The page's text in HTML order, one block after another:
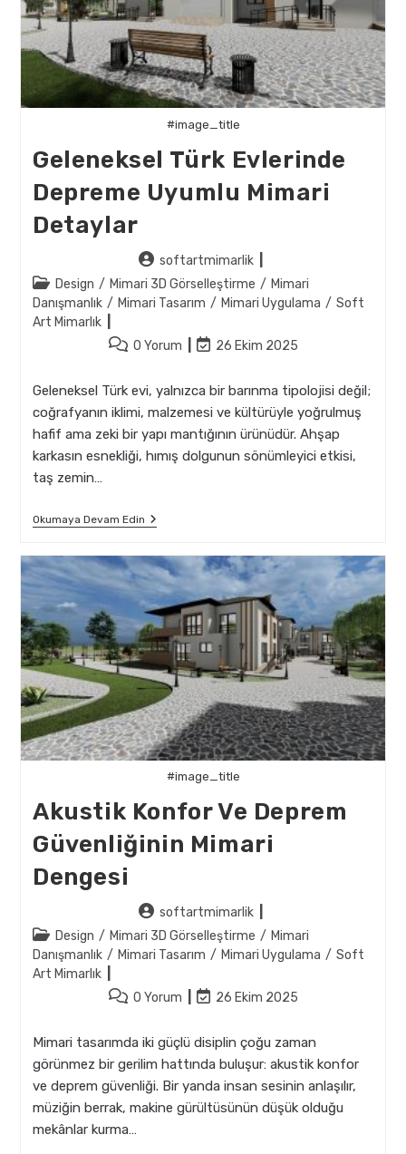
#image_title
Geleneksel Türk Evlerinde
Depreme Uyumlu Mimari
Detaylar
Post
author:
softartmimarlik
Post
category:
Design / Mimari 3D Görselleştirme / Mimari
Danışmanlık / Mimari Tasarım / Mimari Uygulama / Soft
Art Mimarlık
Post0 Yorum
Post
modified:
26 Ekim 2025
Geleneksel Türk evi, yalnızca bir barınma tipolojisi değil;
coğrafyanın iklimi, malzemesi ve kültürüyle yoğrulmuş
hafif ama zeki bir yapı mantığının ürünüdür. Ahşap
karkasın esnekliği, hımış dolgunun sönümleyici etkisi,
taş zemin…
Okumaya Devam EdinGeleneksel
Depreme
Uyumlu
Mimari
Detaylar
#image_title
Akustik Konfor Ve Deprem
Güvenliğinin Mimari
Dengesi
Post
author:
softartmimarlik
Post
category:
Design / Mimari 3D Görselleştirme / Mimari
Danışmanlık / Mimari Tasarım / Mimari Uygulama / Soft
Art Mimarlık
Post0 Yorum
Post
modified:
26 Ekim 2025
Mimari tasarımda iki güçlü disiplin çoğu zaman
görünmez bir gerilim hattında buluşur: akustik konfor
ve deprem güvenliği. Bir yanda insan sesinin anlaşılır,
müziğin berrak, makine gürültüsünün düşük olduğu
mekânlar kurma…